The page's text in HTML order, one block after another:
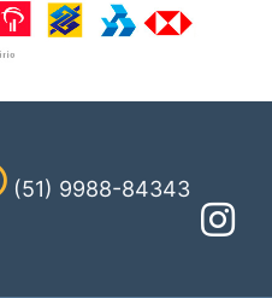
(51) 9988-84343